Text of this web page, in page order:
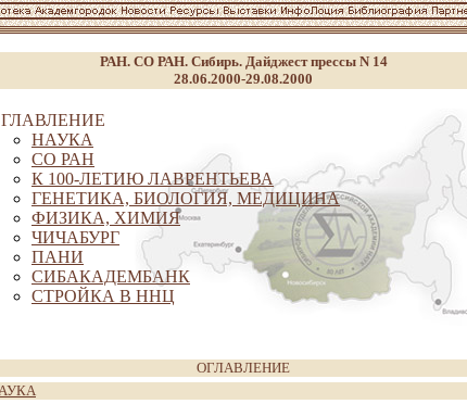
РАН. СО РАН. Сибирь. Дайджест прессы N 14
28.06.2000-29.08.2000
НАУКА
СО РАН
К 100-ЛЕТИЮ ЛАВРЕНТЬЕВА
ГЕНЕТИКА, БИОЛОГИЯ, МЕДИЦИНА
ФИЗИКА, ХИМИЯ
ЧИЧАБУРГ
ПАНИ
СИБАКАДЕМБАНК
СТРОЙКА В ННЦ
ОГЛАВЛЕНИЕ